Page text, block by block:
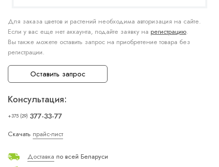
Для заказа цветов и растений необходима авторизация на сайте.
Если у вас еще нет аккаунта, подайте заявку на регистрацию.
Вы также можете оставить запрос на приобретение товара без
регистрации.
Оставить запрос
Консультация:
+375 (29) 377-33-77
Скачать прайс-лист
Доставка по всей Беларуси